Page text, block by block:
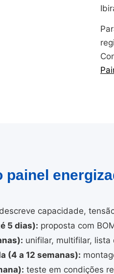
painel
capacidade,
5 dias): proposta com
unifilar, multifilar,
(4 a 12 semanas):
teste em condições